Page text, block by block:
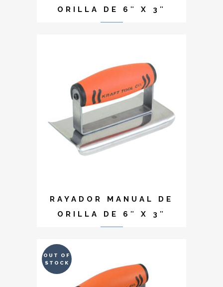
ORILLA DE 6″ X 3″
RAYADOR MANUAL DE
ORILLA DE 6″ X 3″
OUT OF
STOCK